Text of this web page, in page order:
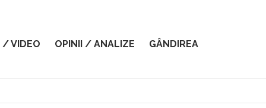
/ VIDEO OPINII / ANALIZE GÂNDIREA